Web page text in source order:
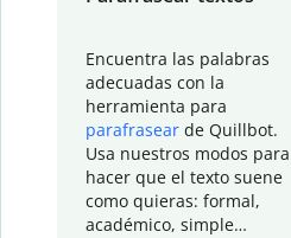
Encuentra las palabras
adecuadas con la
herramienta para
parafrasear de Quillbot.
Usa nuestros modos para
hacer que el texto suene
como quieras: formal,
académico, simple…